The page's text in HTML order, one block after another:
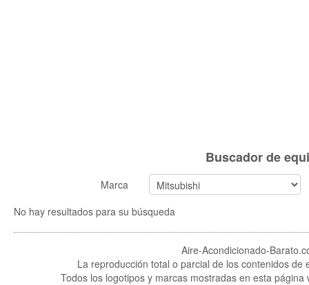
Buscador de
Marca
No hay resultados para su búsqueda
Aire-Acondicionado-
La reproducción total o parcial de los contenidos
Todos los logotipos y marcas mostradas en esta